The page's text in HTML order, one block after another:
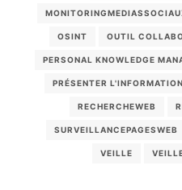
OSINT OUTIL
PERSONAL KNOWLEDGE
PRÉSENTER L'INFORMATION
RECHERCHEWEB
SURVEILLANCEPAGESWEB
VEILLE